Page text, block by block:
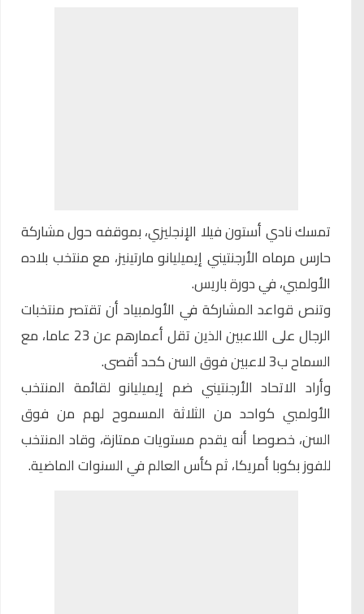
تمسك نادي أستون فيلا الإنجليزي، بموقفه حول مشاركة
حارس مرماه الأرجنتيني إيميليانو مارتينيز، مع منتخب بلاده
الأولمبي، في دورة باريس.
وتنص قواعد المشاركة في الأولمبياد أن تقتصر منتخبات
الرجال على اللاعبين الذين تقل أعمارهم عن 23 عاما، مع
السماح ب3 لاعبين فوق السن كحد أقصى.
وأراد الاتحاد الأرجنتيني ضم إيميليانو لقائمة المنتخب
الأولمبي كواحد من الثلاثة المسموح لهم من فوق
السن، خصوصا أنه يقدم مستويات ممتازة، وقاد المنتخب
للفوز بكوبا أمريكا، ثم كأس العالم في السنوات الماضية.